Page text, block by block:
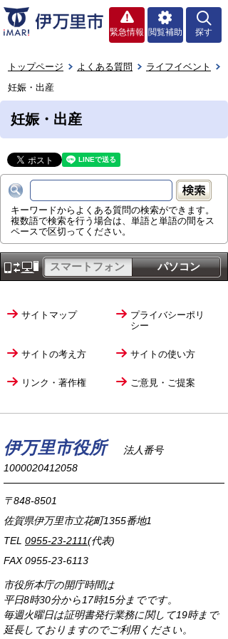
緊急情報 閲覧補助 探す
トップページ よくある質問
ライフイベント
妊娠・出産
妊娠・出産
キーワードからよくある質問の検索ができます。
複数語で検索を行う場合は、単語と単語の間をス
ペースで区切ってください。
パソコン
スマートフォン
サイトマップ
プライバシーポリ
シー
サイトの考え方 サイトの使い方
リンク・著作権 ご意見・ご提案
伊万里市役所
法人番号
1000020412058
〒848-8501
佐賀県伊万里市立花町1355番地1
TEL 0955-23-2111(代表)
FAX 0955-23-6113
市役所本庁の開庁時間は
平日8時30分から17時15分までです。
毎週火曜日は証明書発行業務に関して19時まで
延長しておりますのでご利用ください。